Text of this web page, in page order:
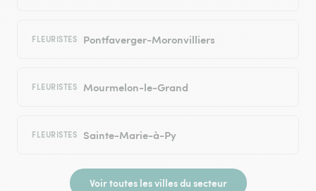
FLEURISTES Pontfaverger-Moronvilliers
FLEURISTES Mourmelon-le-Grand
FLEURISTES Sainte-Marie-à-Py
Voir toutes les villes du secteur